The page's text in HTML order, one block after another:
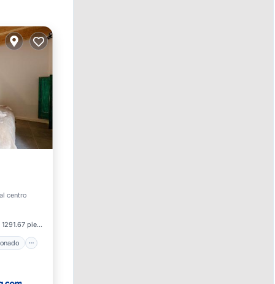
centro
1291.67 pies²